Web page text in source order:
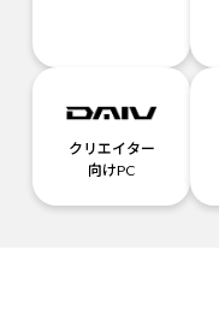
クリエイター
向けPC